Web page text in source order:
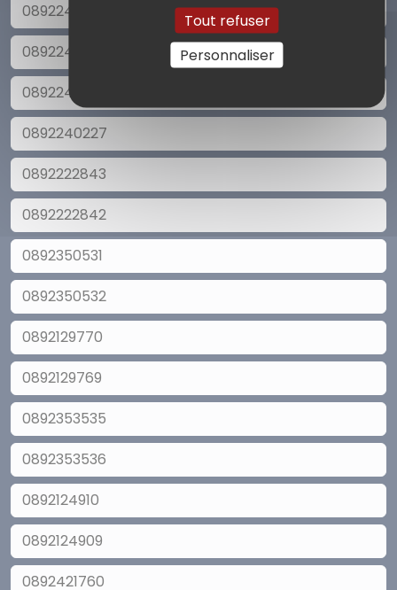
Tout refuser
Personnaliser
0892240220
0892240221
0892240226
0892240227
0892222843
0892222842
0892350531
0892350532
0892129770
0892129769
0892353535
0892353536
0892124910
0892124909
0892421760